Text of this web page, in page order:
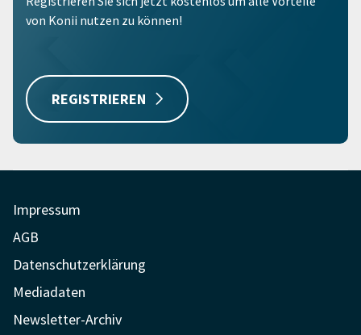
von Konii nutzen zu können!
REGISTRIEREN
Impressum
AGB
Datenschutzerklärung
Mediadaten
Newsletter-Archiv